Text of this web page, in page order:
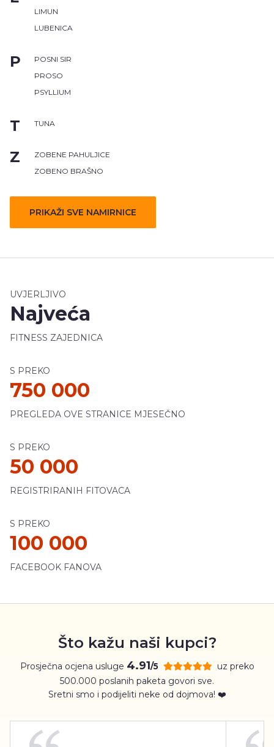
LIMUN
LUBENICA
P
POSNI SIR
PROSO
PSYLLIUM
T TUNA
Z
ZOBENE PAHULJICE
ZOBENO BRAŠNO
PRIKAŽI SVE NAMIRNICE
UVJERLJIVO
Najveća
FITNESS ZAJEDNICA
S PREKO
750 000
PREGLEDA OVE STRANICE MJESEČNO
S PREKO
50 000
REGISTRIRANIH FITOVACA
S PREKO
100 000
FACEBOOK FANOVA
Što kažu naši kupci?
Prosječna ocjena usluge 4.91/5
uz preko
500.000 poslanih paketa govori sve.
Sretni smo i podijeliti neke od dojmova! ❤️